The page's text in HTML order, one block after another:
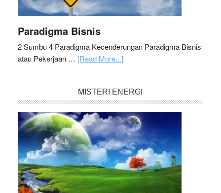
Paradigma Bisnis
2 Sumbu 4 Paradigma Kecenderungan Paradigma Bisnis
atau Pekerjaan … [Read More...]
MISTERI ENERGI